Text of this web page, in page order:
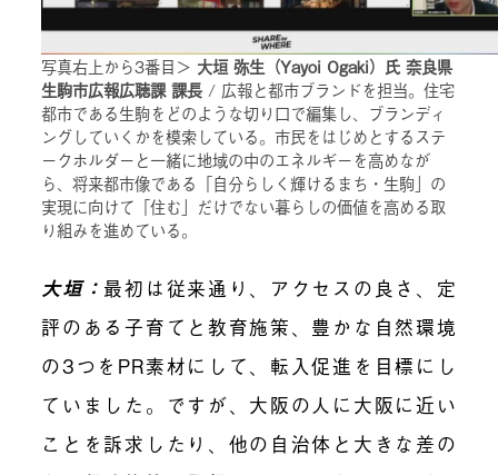
写真右上から3番目＞ 大垣 弥生（Yayoi Ogaki）氏 奈良県
生駒市広報広聴課 課長 / 広報と都市ブランドを担当。住宅
都市である生駒をどのような切り口で編集し、ブランディ
ングしていくかを模索している。市民をはじめとするステ
ークホルダーと一緒に地域の中のエネルギーを高めなが
ら、将来都市像である「自分らしく輝けるまち・生駒」の
実現に向けて「住む」だけでない暮らしの価値を高める取
り組みを進めている。
大垣： 最初は従来通り、アクセスの良さ、定
評のある子育てと教育施策、豊かな自然環境
の3つをPR素材にして、転入促進を目標にし
ていました。ですが、大阪の人に大阪に近い
ことを訴求したり、他の自治体と大きな差の